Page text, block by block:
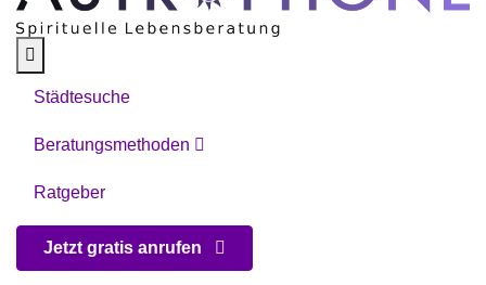
Städtesuche
Beratungsmethoden
Ratgeber
Jetzt gratis anrufen